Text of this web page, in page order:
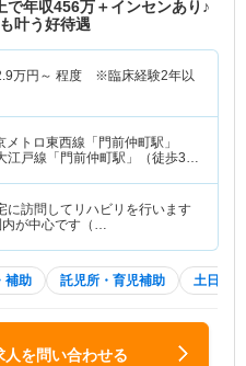
で年収456万＋インセンあり♪
叶う好待遇
万円～ 程度 ※臨床経験2年以
メトロ東西線「門前仲町駅」
江戸線「門前仲町駅」（徒歩3
に訪問してリハビリを行います
が中心です（…
補助 託児所・育児補助 土日祝休
人を問い合わせる